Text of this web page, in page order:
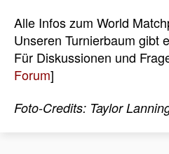
Alle Infos zum World
Unseren Turnierbaum gibt
Für Diskussionen und
Forum]
Foto-Credits: Taylor